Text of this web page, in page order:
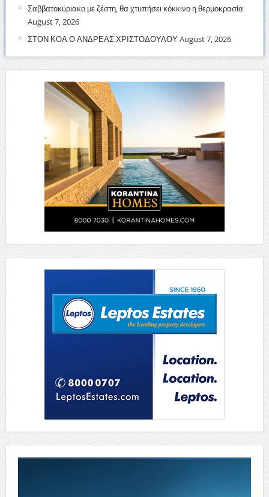
Σαββατοκύριακο με ζέστη, θα χτυπήσει κόκκινο η θερμοκρασία
August 7, 2026
ΣΤΟΝ ΚΟΑ Ο ΑΝΔΡΕΑΣ ΧΡΙΣΤΟΔΟΥΛΟΥAugust 7, 2026